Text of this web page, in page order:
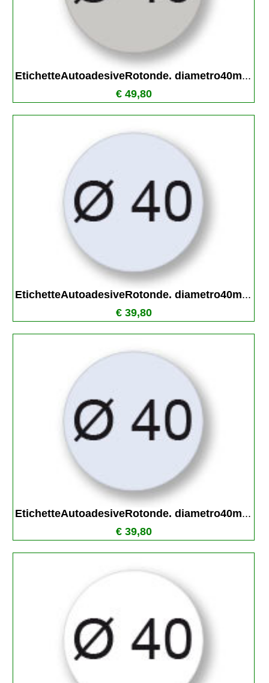
EtichetteAutoadesiveRotonde. diametro40m...
€ 49,80
EtichetteAutoadesiveRotonde. diametro40m...
€ 39,80
EtichetteAutoadesiveRotonde. diametro40m...
€ 39,80